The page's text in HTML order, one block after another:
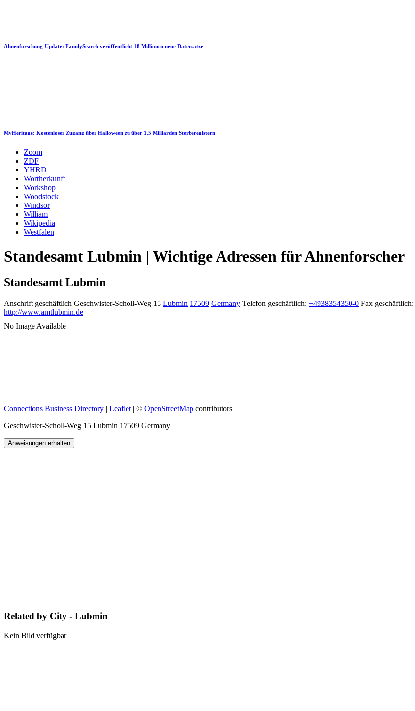
Ahnenforschung-Update: FamilySearch veröffentlicht 18 Millionen neue Datensätze
MyHeritage: Kostenloser Zugang über Halloween zu über 1,5 Milliarden Sterberegistern
Zoom
ZDF
YHRD
Wortherkunft
Workshop
Woodstock
Windsor
William
Wikipedia
Westfalen
Standesamt Lubmin | Wichtige Adressen für Ahnenforscher
Standesamt Lubmin
Anschrift geschäftlich Geschwister-Scholl-Weg 15 Lubmin 17509 Germany Telefon geschäftlich: +4938354350-0 Fax geschäftlich:
http://www.amtlubmin.de
No Image Available
Connections Business Directory | Leaflet | © OpenStreetMap contributors
Geschwister-Scholl-Weg 15 Lubmin 17509 Germany
Anweisungen erhalten
Related by City - Lubmin
Kein Bild verfügbar